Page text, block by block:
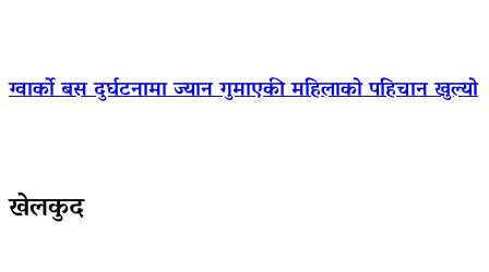
ग्वार्को बस दुर्घटनामा ज्यान गुमाएकी महिलाको पहिचान खुल्यो
खेलकुद